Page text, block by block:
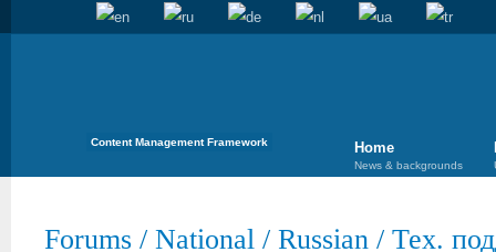
Content Management Framework Home
News & backgrounds
Forums / National / Russian / Тех.